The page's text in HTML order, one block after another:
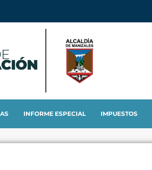
INFORME ESPECIAL IMPUESTOS